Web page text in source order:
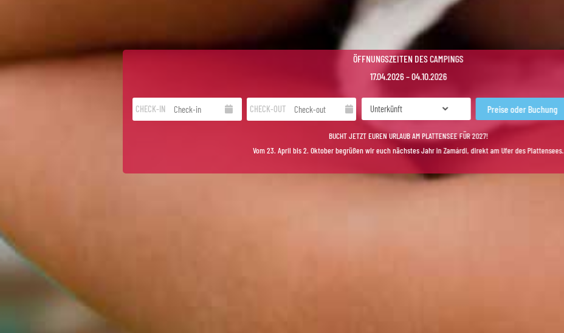
ÖFFNUNGSZEITEN DES CAMPINGS
17.04.2026 – 04.10.2026
CHECK-IN CHECK-OUT
BUCHT JETZT EUREN URLAUB AM PLATTENSEE FÜR 2027!
Vom 23. April bis 2. Oktober begrüßen wir euch nächstes Jahr in Zamárdi, direkt am Ufer des Plattensees.